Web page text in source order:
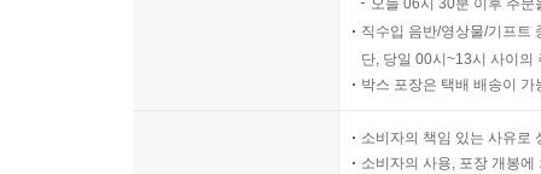
2001년 미국에서 한 청각장애인 레즈비언 커플
낳았다. 아이에게 고의로 장애를 물려준 이들
고뱅에게 청각장애는 손해일까? 골형성부전증
완전히 부착되어 내 존재의 일부가 된 조건은 결
오늘 06시 30분 이후 주
직수입 음반/영상물/기프트
단, 당일 00시~13시 사이의
박스 포장은 택배 배송이
소비자의 책임 있는 사유로
소비자의 사용, 포장 개봉